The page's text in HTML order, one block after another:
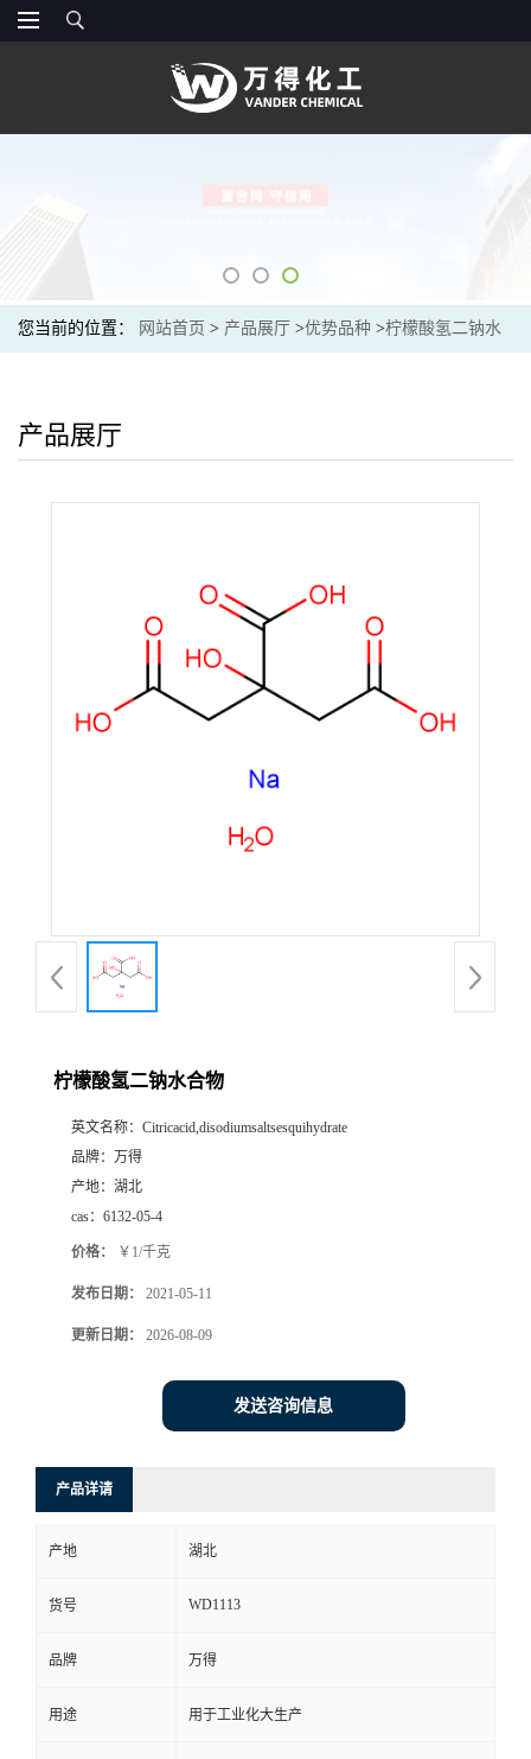
您当前的位置： 网站首页 > 产品展厅 >优势品种 >柠檬酸氢二钠水
产品展厅
柠檬酸氢二钠水合物
英文名称： Citricacid,disodiumsaltsesquihydrate
品牌： 万得
产地： 湖北
cas： 6132-05-4
价格： ￥1/千克
发布日期： 2021-05-11
更新日期： 2026-08-09
发送咨询信息
产品详请
产地 湖北
货号 WD1113
品牌 万得
用途 用于工业化大生产